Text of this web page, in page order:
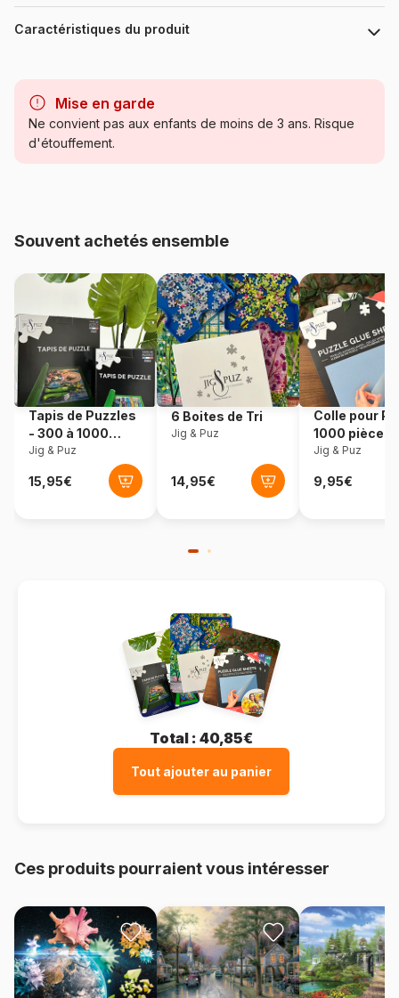
Caractéristiques du produit
Catégorie Puzzles - Disney
Référence Schmidt-Spiele-59673
EAN 4001504596736
Nombre de pièces 1000 pièces
Dimensions 69 x 49 cm
Mise en garde
Ne convient pas aux enfants de moins de 3 ans. Risque
d'étouffement.
Souvent achetés ensemble
Tapis de Puzzles
- 300 à 1000
pièces
Jig & Puz
6 Boites de Tri
Jig & Puz
Colle pour
1000 pièces
Jig & Puz
Total : 40,85€
Tout ajouter au panier
Ces produits pourraient vous intéresser